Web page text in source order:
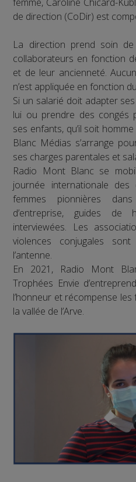
de direction (CoDir) est
La direction prend soin
collaborateurs en fonction
et de leur ancienneté.
n’est appliquée en fonction
Si un salarié doit adapter
lui ou prendre des congés
ses enfants, qu’il soit
Blanc Médias s’arrange
ses charges parentales et
Radio Mont Blanc se
journée internationale
femmes pionnières
d’entreprise, guides de
interviewées. Les
violences conjugales
l’antenne.
En 2021, Radio Mont
Trophées Envie
l’honneur et récompense
la vallée de l’Arve.